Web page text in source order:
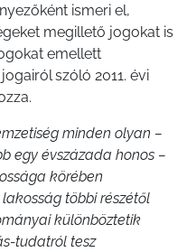
ismeri el,
megillető jogokat is
emellett
jogairólszóló 2011. évi
minden olyan –
egy évszázada honos –
körében
többi részétől
különböztetik
tudatról tesz